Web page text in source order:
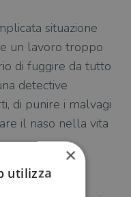
situazione
un lavoro troppo
di fuggire da tutto
detective
di punire i malvagi
il naso nella vita
anche
×
utilizza